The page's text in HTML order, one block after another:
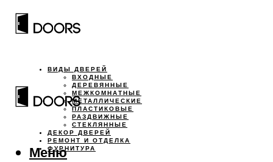
ВИДЫ ДВЕРЕЙ
ВХОДНЫЕ
ДЕРЕВЯННЫЕ
МЕЖКОМНАТНЫЕ
МЕТАЛЛИЧЕСКИЕ
ПЛАСТИКОВЫЕ
РАЗДВИЖНЫЕ
СТЕКЛЯННЫЕ
ДЕКОР ДВЕРЕЙ
РЕМОНТ И ОТДЕЛКА
ФУРНИТУРА
Меню